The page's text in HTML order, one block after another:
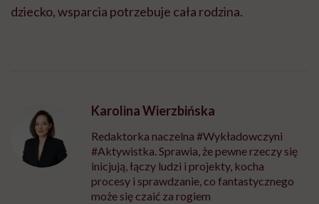
dziecko, wsparcia potrzebuje cała rodzina.
Karolina Wierzbińska
Redaktorka naczelna #Wykładowczyni
#Aktywistka. Sprawia, że pewne rzeczy się
inicjują, łączy ludzi i projekty, kocha
procesy i sprawdzanie, co fantastycznego
może się czaić za rogiem